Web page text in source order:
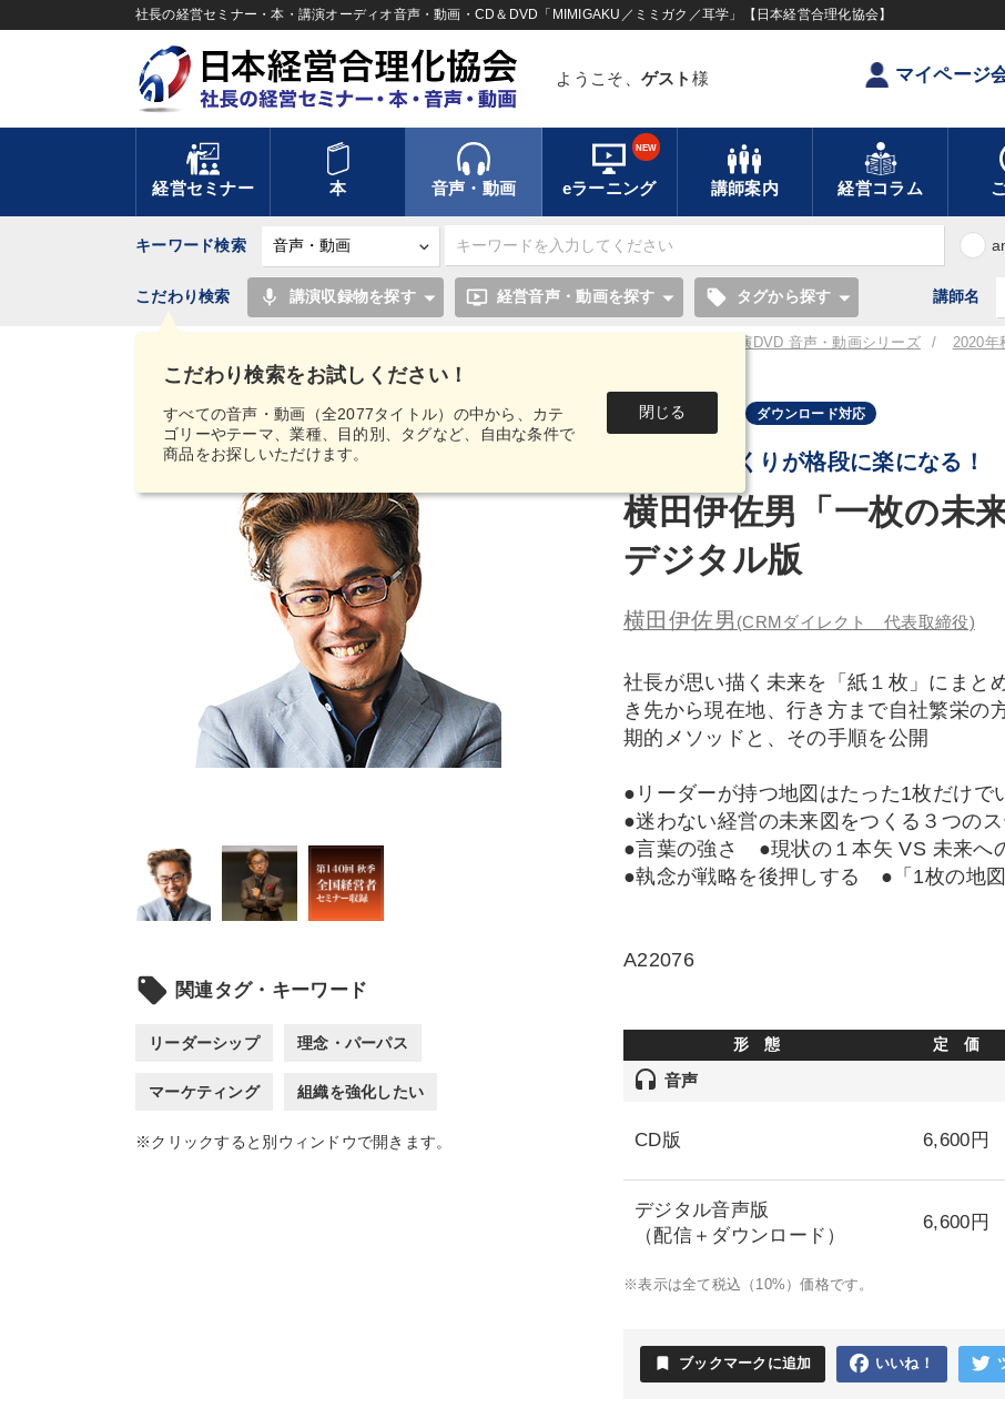
社長の経営セミナー・本・講演オーディオ音声・動画・CD＆DVD「MIMIGAKU／ミミガク／耳学」【日本経営合理化協会】
ようこそ、 ゲスト 様 マイページ
経営セミナー 本 音声・動画 eラーニング
NEW
講師案内 経営コラム
キーワード検索
こだわり検索をお試しください！
すべての音声・動画（全2077タイトル）の中から、カテ
ゴリーやテーマ、業種、目的別、タグなど、自由な条件で
商品をお探しいただけます。
閉じる
こだわり検索 mic 講演収録物を探す ondemand_video 経営音声・動画を探す local_offer タグから探す 講師名
【MIMIGAKU／ミミガク／耳学】全国経営者セミナー講演CD・講演DVD 音声・動画シリーズ
2020年
（ストリーミング）
横田伊佐男「一枚の未来地図」の描き方CD・デジタル版
local_offer 関連タグ・キーワード
リーダーシップ 理念・パーパス
マーケティング 組織を強化したい
※クリックすると別ウィンドウで開きます。
音声・動画 ダウンロード対応
経営計画づくりが格段に楽になる！
横田伊佐男「一枚の未
デジタル版
横田伊佐男 (CRMダイレクト 代表取締役)
社長が思い描く未来を「紙１枚」にまと
き先から現在地、行き方まで自社繁栄の
期的メソッドと、その手順を公開
●リーダーが持つ地図はたった1枚だけ
●迷わない経営の未来図をつくる３つの
●言葉の強さ ●現状の１本矢 VS 未来
●執念が戦略を後押しする ●「1枚の地
A22076
形 態 定 価
headset 音声
CD版 6,600円
デジタル音声版
（配信＋ダウンロード）
6,600円
※表示は全て税込（10%）価格です。
bookmark ブックマークに追加 いいね！